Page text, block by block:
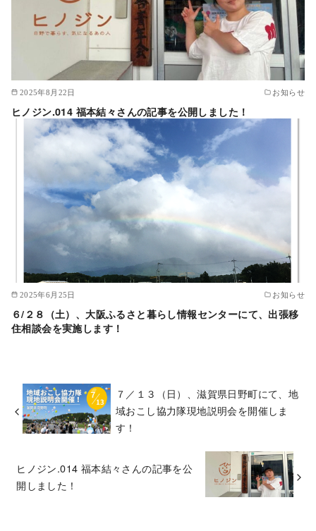
2025年8月22日 お知らせ
ヒノジン.014 福本結々さんの記事を公開しました！
2025年6月25日 お知らせ
６/２８（土）、大阪ふるさと暮らし情報センターにて、出張移
住相談会を実施します！
７／１３（日）、滋賀県日野町にて、地
域おこし協力隊現地説明会を開催しま
す！
ヒノジン.014 福本結々さんの記事を公
開しました！